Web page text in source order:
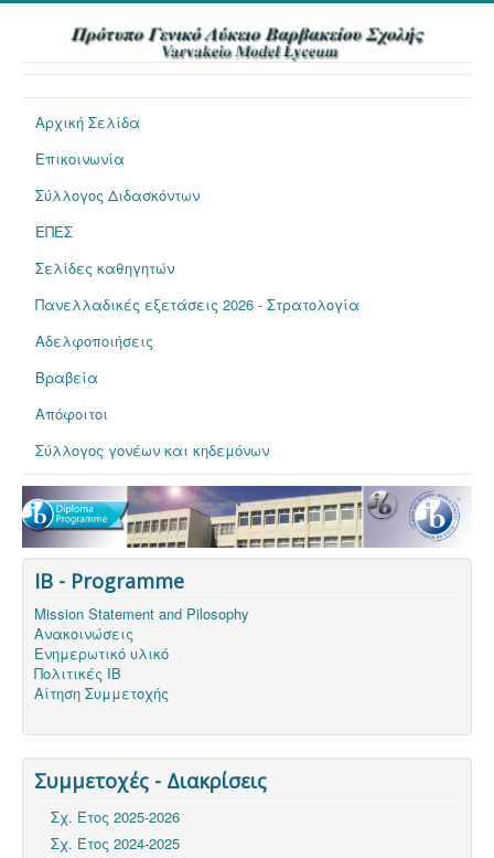
Αρχική Σελίδα
Επικοινωνία
Σύλλογος Διδασκόντων
ΕΠΕΣ
Σελίδες καθηγητών
Πανελλαδικές εξετάσεις 2026 - Στρατολογία
Αδελφοποιήσεις
Βραβεία
Απόφοιτοι
Σύλλογος γονέων και κηδεμόνων
IB - Programme
Mission Statement and Pilosophy
Ανακοινώσεις
Ενημερωτικό υλικό
Πολιτικές ΙΒ
Αίτηση Συμμετοχής
Συμμετοχές - Διακρίσεις
Σχ. Έτος 2025-2026
Σχ. Έτος 2024-2025